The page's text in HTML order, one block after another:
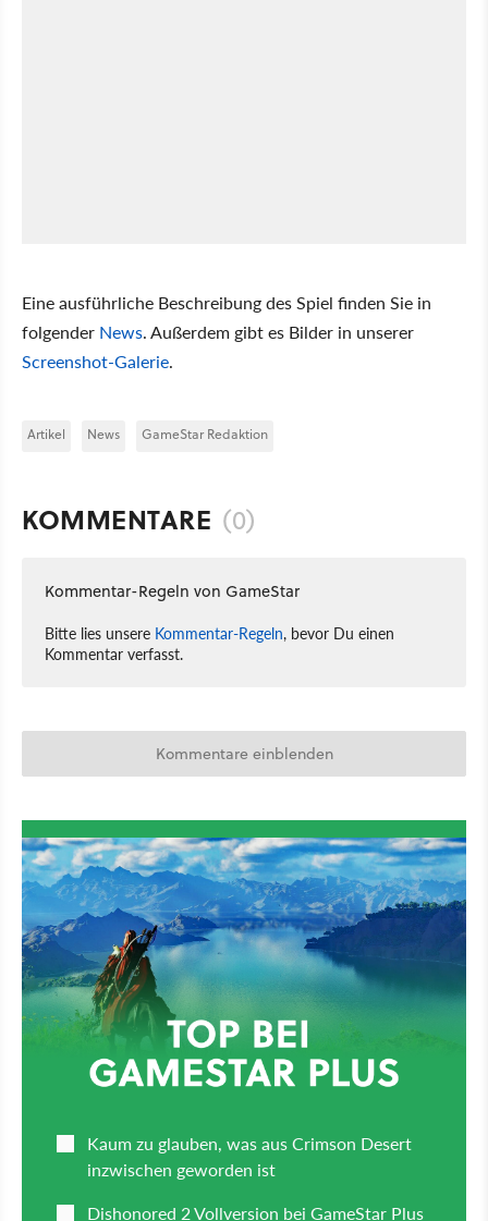
Eine ausführliche Beschreibung des Spiel finden Sie in
folgender News. Außerdem gibt es Bilder in unserer
Screenshot-Galerie.
Artikel News GameStar Redaktion
KOMMENTARE (0)
Kommentar-Regeln von GameStar
Bitte lies unsere Kommentar-Regeln, bevor Du einen
Kommentar verfasst.
Kommentare einblenden